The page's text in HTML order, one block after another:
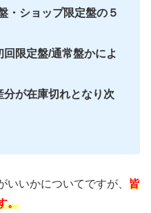
・ショップ限定盤の５
限定盤/通常盤かによ
が在庫切れとなり次
いかについてですが、 皆
。